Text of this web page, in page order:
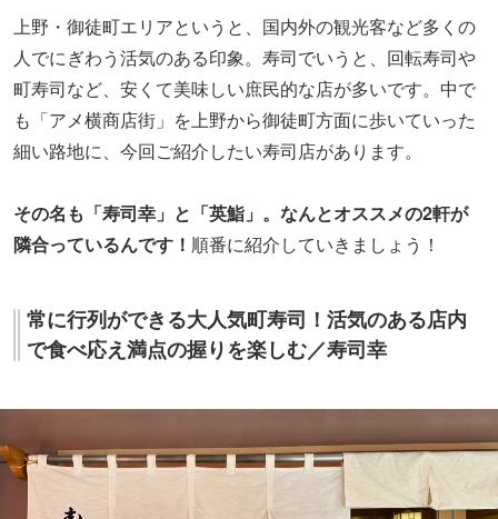
上野・御徒町エリアというと、国内外の観光客など多くの
人でにぎわう活気のある印象。寿司でいうと、回転寿司や
町寿司など、安くて美味しい庶民的な店が多いです。中で
も「アメ横商店街」を上野から御徒町方面に歩いていった
細い路地に、今回ご紹介したい寿司店があります。
その名も「寿司幸」と「英鮨」。なんとオススメの2軒が
隣合っているんです！ 順番に紹介していきましょう！
常に行列ができる大人気町寿司！活気のある店内
で食べ応え満点の握りを楽しむ／寿司幸